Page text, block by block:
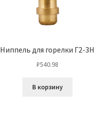
Ниппель для горелки Г2-3Н
₽540.98
В корзину